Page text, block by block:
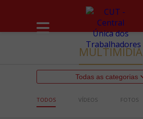
MULTIMÍDIA
Todas as categorias
TODOS VÍDEOS FOTOS